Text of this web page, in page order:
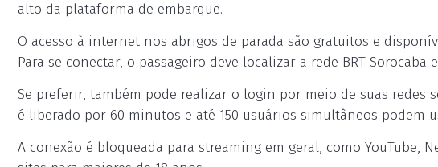
alto da plataforma de embarque.
O acesso à internet nos abrigos de parada são gratuitos e
Para se conectar, o passageiro deve localizar a rede BRT Sorocaba
Se preferir, também pode realizar o login por meio de suas redes
é liberado por 60 minutos e até 150 usuários simultâneos podem
A conexão é bloqueada para streaming em geral, como YouTube,